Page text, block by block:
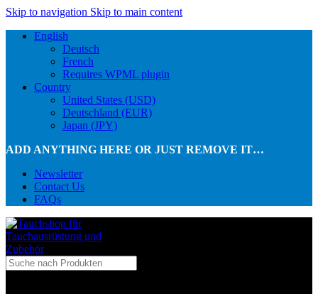
Skip to navigation Skip to main content
English
Deutsch
French
Requires WPML plugin
Country
United States (USD)
Deutschland (EUR)
Japan (JPY)
ADD ANYTHING HERE OR JUST REMOVE IT…
Newsletter
Contact Us
FAQs